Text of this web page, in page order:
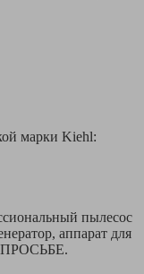
марки Kiehl:
пылесос
аппарат для
ПРОСЬБЕ.